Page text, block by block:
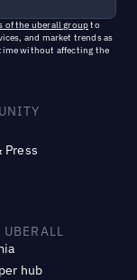
of the uberall groupto
and market trends as
without affecting the
Press
UBERALL
hub